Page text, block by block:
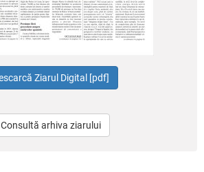
Consultă arhiva ziarului